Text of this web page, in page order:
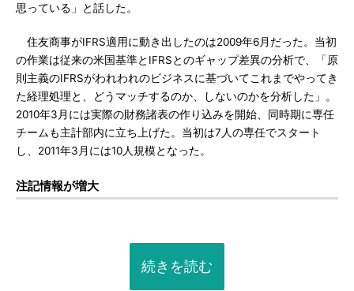
思っている」と話した。
住友商事がIFRS適用に動き出したのは2009年6月だった。当初
の作業は従来の米国基準とIFRSとのギャップ差異の分析で、「原
則主義のIFRSがわれわれのビジネスに基づいてこれまでやってき
た経理処理と、どうマッチするのか、しないのかを分析した」。
2010年3月には実際の財務諸表の作り込みを開始、同時期に専任
チームも主計部内に立ち上げた。当初は7人の専任でスタート
し、2011年3月には10人規模となった。
注記情報が増大
続きを読む